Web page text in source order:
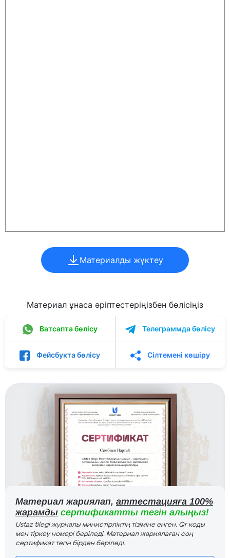
Материалды жүктеу
Материал ұнаса әріптестеріңізбен бөлісіңіз
Ватсапта бөлісу Телеграммда бөлісу
Фейсбукта бөлісу Сілтемені көшіру
Материал жариялап, аттестацияға 100%
жарамды сертификатты тегін алыңыз!
Ustaz tilegi журналы министірліктің тізіміне енген. Qr коды
мен тіркеу номері беріледі. Материал жариялаған соң
сертификат тегін бірден беріледі.